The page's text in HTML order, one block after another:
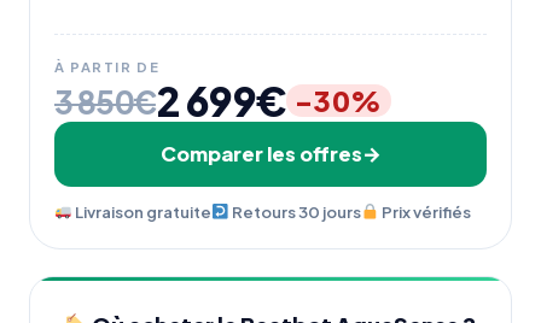
À PARTIR DE
3 850€2 699€ -30%
Comparer les offres
Livraison gratuite Retours 30 jours Prix vérifiés